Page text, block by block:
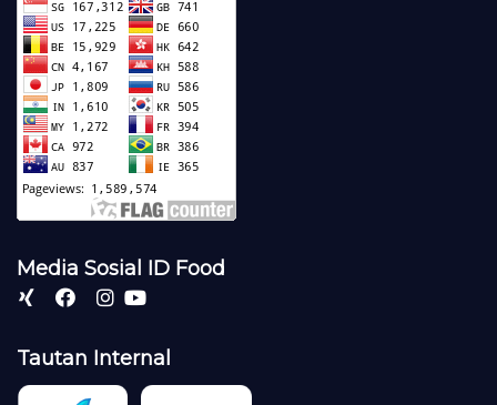
Media Sosial ID Food
Tautan Internal